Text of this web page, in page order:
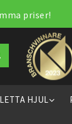
priser!
HJUL